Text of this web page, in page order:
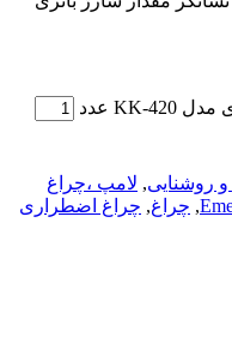
روشنایی, لامپ ،چراغ
, چراغ, چراغ اضطراری